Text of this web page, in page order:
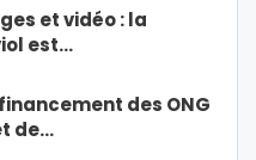
et vidéo : la
est…
des ONG
de…